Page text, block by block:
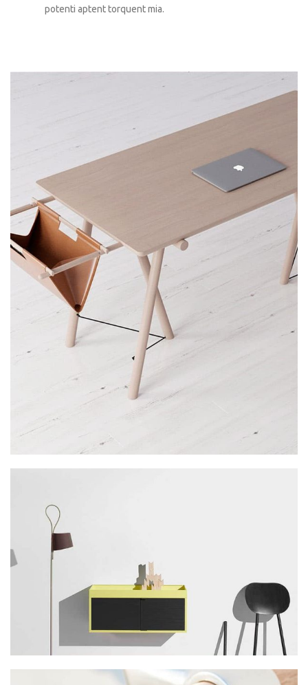
potenti aptent torquent mia.